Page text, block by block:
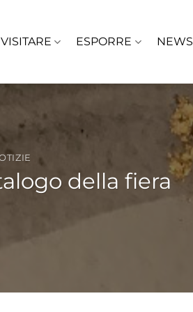
VISITARE ESPORRE NEWS
della fiera